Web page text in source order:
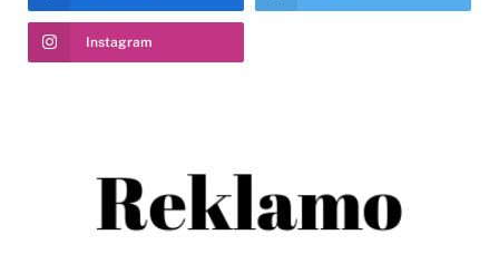
Instagram